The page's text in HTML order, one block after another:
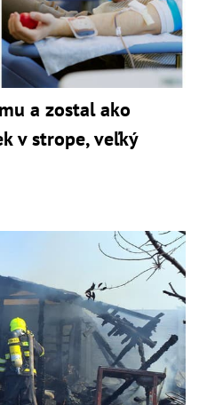
a zostal ako
v strope, veľký